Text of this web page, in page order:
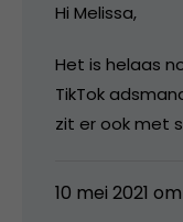
Hi Melissa,
Het is helaas
TikTok
zit er ook met
10 mei 2021 om